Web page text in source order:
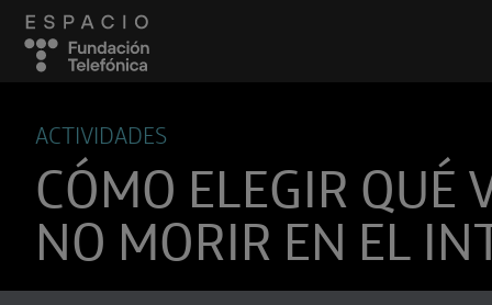
ACTIVIDADES
CÓMO ELEGIR QUÉ
NO MORIR EN EL